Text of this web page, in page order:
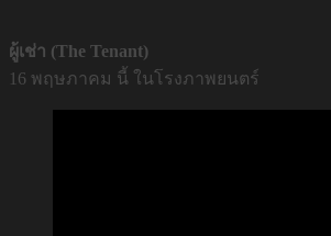
ผู้เช่า (The Tenant)
16 พฤษภาคม นี้ ในโรงภาพยนตร์